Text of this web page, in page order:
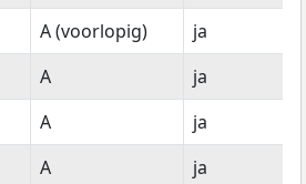
A (voorlopig)
ja
A
ja
A
ja
A
ja